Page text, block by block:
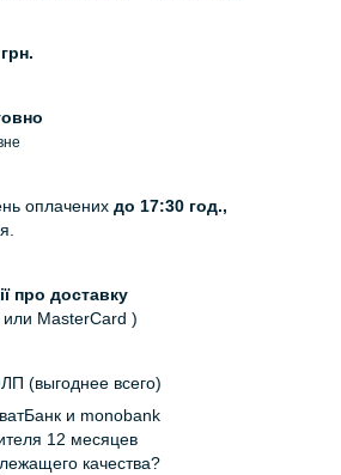
оплачених до 17:30 год.,
про доставку
MasterCard )
(выгоднее всего)
и monobank
12 месяцев
качества?